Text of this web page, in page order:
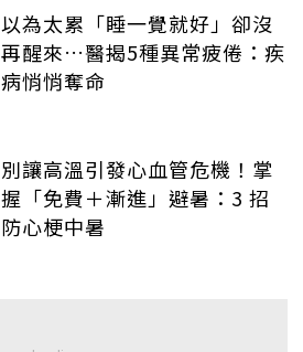
以為太累「睡一覺就好」卻沒
再醒來…醫揭5種異常疲倦：疾
病悄悄奪命
別讓高溫引發心血管危機！掌
握「免費＋漸進」避暑：3 招
防心梗中暑